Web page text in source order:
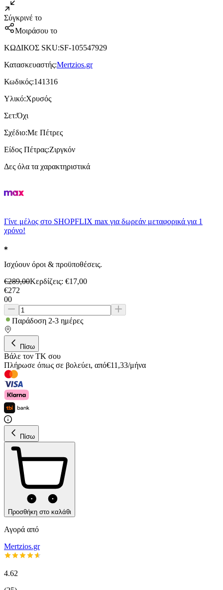
Σύγκρινέ το
Μοιράσου το
ΚΩΔΙΚΟΣ SKU:SF-105547929
Κατασκευαστής:Mertzios.gr
Κωδικός:141316
Υλικό:Χρυσός
Σετ:Όχι
Σχέδιο:Με Πέτρες
Είδος Πέτρας:Ζιργκόν
Δες όλα τα χαρακτηριστικά
Γίνε μέλος στο SHOPFLIX max για δωρεάν μεταφορικά για 1
χρόνο!
Ισχύουν όροι & προϋποθέσεις.
€289,00Κερδίζεις: €17,00
€272
00
Παράδοση 2-3 ημέρες
Πίσω
Βάλε τον ΤΚ σου
Πλήρωσε όπως σε βολεύει, από€11,33/μήνα
Πίσω
Προσθήκη στο καλάθι
Αγορά από
Mertzios.gr
4.62